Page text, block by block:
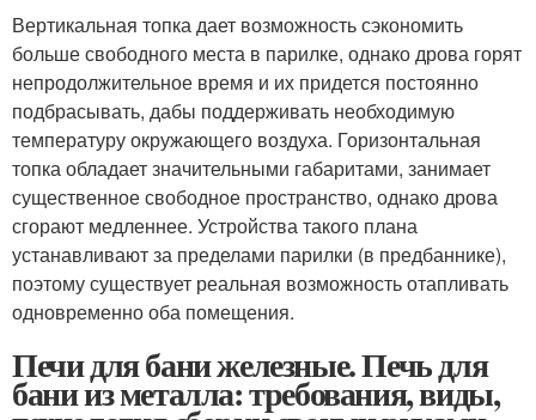
Вертикальная топка дает возможность сэкономить
больше свободного места в парилке, однако дрова горят
непродолжительное время и их придется постоянно
подбрасывать, дабы поддерживать необходимую
температуру окружающего воздуха. Горизонтальная
топка обладает значительными габаритами, занимает
существенное свободное пространство, однако дрова
сгорают медленнее. Устройства такого плана
устанавливают за пределами парилки (в предбаннике),
поэтому существует реальная возможность отапливать
одновременно оба помещения.
Печи для бани железные. Печь для
бани из металла: требования, виды,